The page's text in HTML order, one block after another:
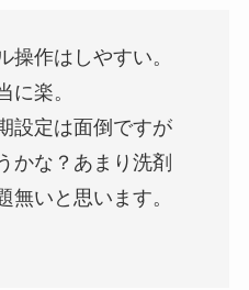
操作はしやすい。
に楽。
設定は面倒ですが
かな？あまり洗剤
無いと思います。